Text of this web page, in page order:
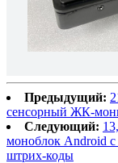
Предыдущий:
сенсорный ЖК-
Следующий:
моноблок Android
штрих-коды